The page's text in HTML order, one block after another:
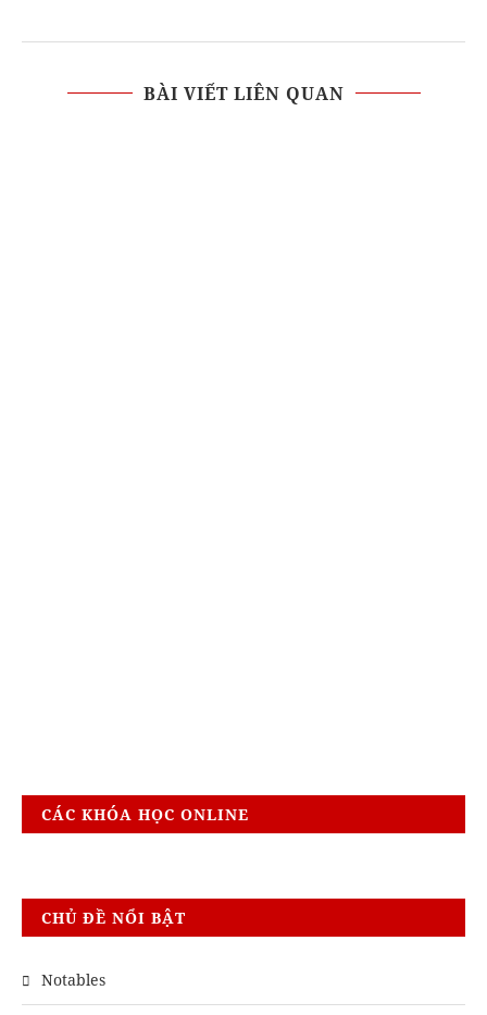
BÀI VIẾT LIÊN QUAN
CÁC KHÓA HỌC ONLINE
CHỦ ĐỀ NỔI BẬT
Notables